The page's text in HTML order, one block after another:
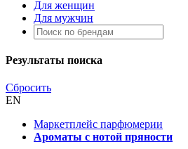
Для женщин
Для мужчин
Результаты поиска
Сбросить
EN
Маркетплейс парфюмерии
Ароматы с нотой пряности